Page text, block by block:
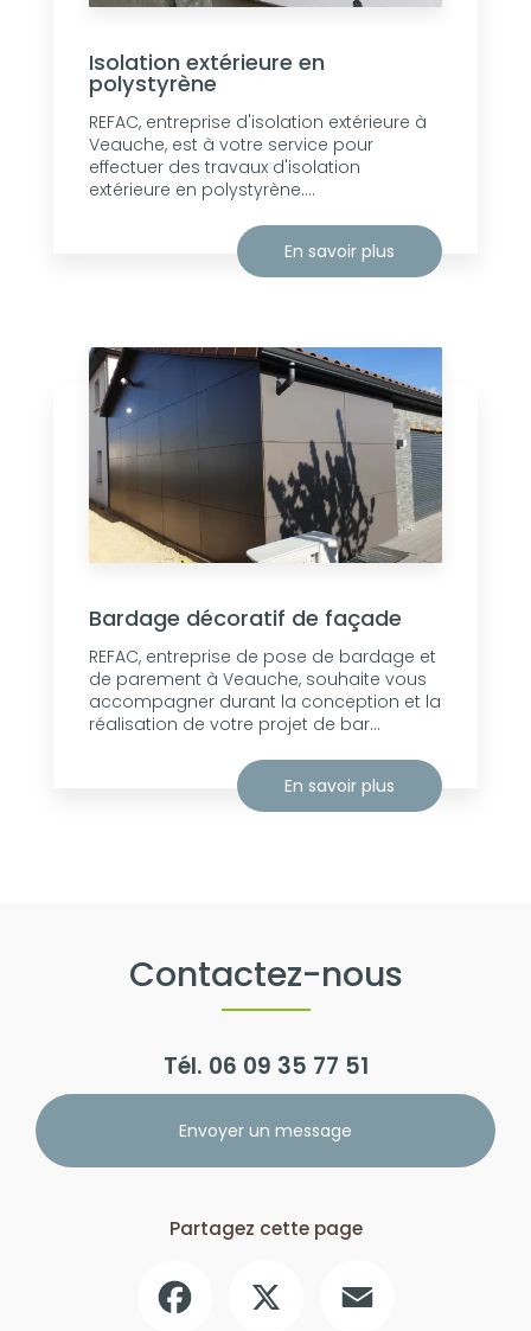
Isolation extérieure en
polystyrène
REFAC, entreprise d'isolation extérieure à
Veauche, est à votre service pour
effectuer des travaux d'isolation
extérieure en polystyrène....
En savoir plus
Bardage décoratif de façade
REFAC, entreprise de pose de bardage et
de parement à Veauche, souhaite vous
accompagner durant la conception et la
réalisation de votre projet de bar...
En savoir plus
Contactez-nous
Tél. 06 09 35 77 51
Envoyer un message
Partagez cette page